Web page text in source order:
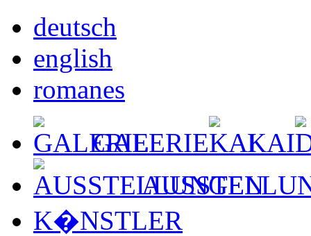
deutsch
english
romanes
GALERIE
KAI
K�NSTLER